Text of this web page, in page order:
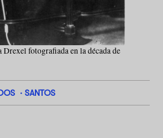
fotografiada en la década de
SANTOS